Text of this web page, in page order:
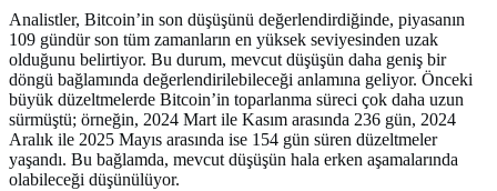
Analistler, Bitcoin’in son düşüşünü değerlendirdiğinde, piyasanın
109 gündür son tüm zamanların en yüksek seviyesinden uzak
olduğunu belirtiyor. Bu durum, mevcut düşüşün daha geniş bir
döngü bağlamında değerlendirilebileceği anlamına geliyor. Önceki
büyük düzeltmelerde Bitcoin’in toparlanma süreci çok daha uzun
sürmüştü; örneğin, 2024 Mart ile Kasım arasında 236 gün, 2024
Aralık ile 2025 Mayıs arasında ise 154 gün süren düzeltmeler
yaşandı. Bu bağlamda, mevcut düşüşün hala erken aşamalarında
olabileceği düşünülüyor.